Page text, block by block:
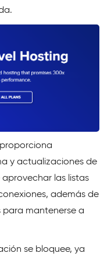
y actualizaciones de
las listas
además de
mantenerse a
se bloquee, ya